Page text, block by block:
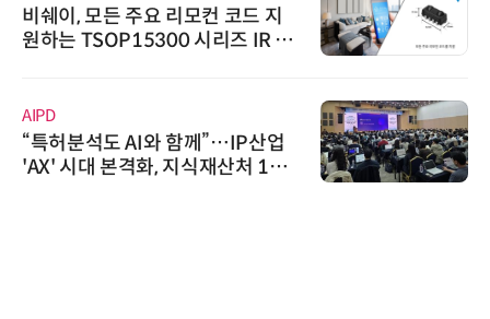
비쉐이, 모든 주요 리모컨 코드 지
원하는 TSOP15300 시리즈 IR 수
AIPD
“특허분석도 AI와 함께”…IP산업
'AX' 시대 본격화, 지식재산처 1호